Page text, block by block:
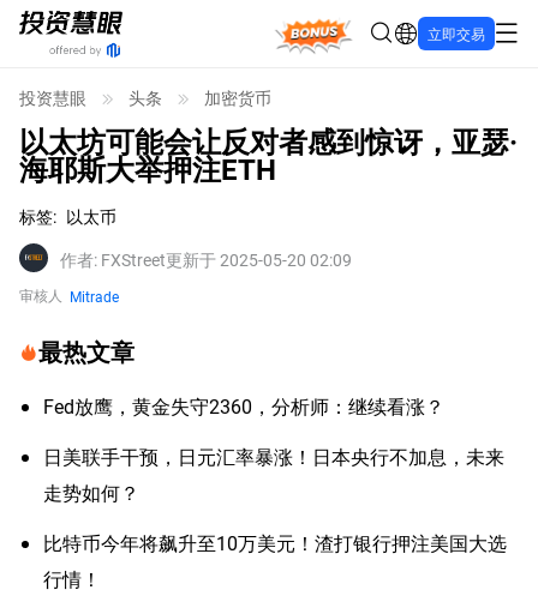
Bonus 立即交易
投资慧眼 头条 加密货币
以太坊可能会让反对者感到惊讶，亚瑟·
海耶斯大举押注ETH
标签: 以太币
作者: FXStreet更新于 2025-05-20 02:09
审核人 Mitrade
最热文章
Fed放鹰，黄金失守2360，分析师：继续看涨？
日美联手干预，日元汇率暴涨！日本央行不加息，未来
走势如何？
比特币今年将飙升至10万美元！渣打银行押注美国大选
行情！